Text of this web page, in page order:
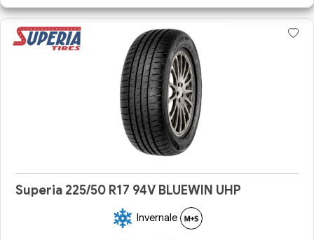
Superia 225/50 R17 94V BLUEWIN UHP
Invernale